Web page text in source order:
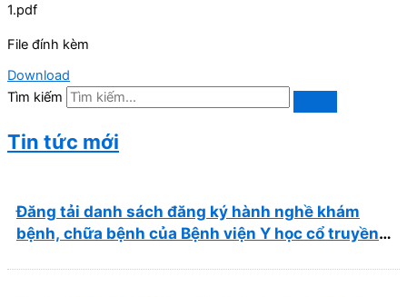
1.pdf
File đính kèm
Download
Tìm kiếm
Tin tức mới
Đăng tải danh sách đăng ký hành nghề khám
bệnh, chữa bệnh của Bệnh viện Y học cổ truyền